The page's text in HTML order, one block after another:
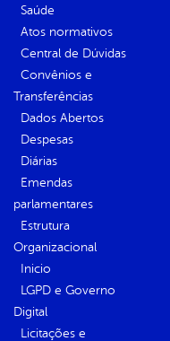
Saúde
Atos normativos
Central de Dúvidas
Convênios e
Transferências
Dados Abertos
Despesas
Diárias
Emendas
parlamentares
Estrutura
Organizacional
Inicio
LGPD e Governo
Digital
Licitações e